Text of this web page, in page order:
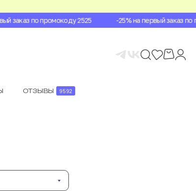
заказ по промокоду 2525 -25% на первый заказ по
ОТЗЫВЫ 9592